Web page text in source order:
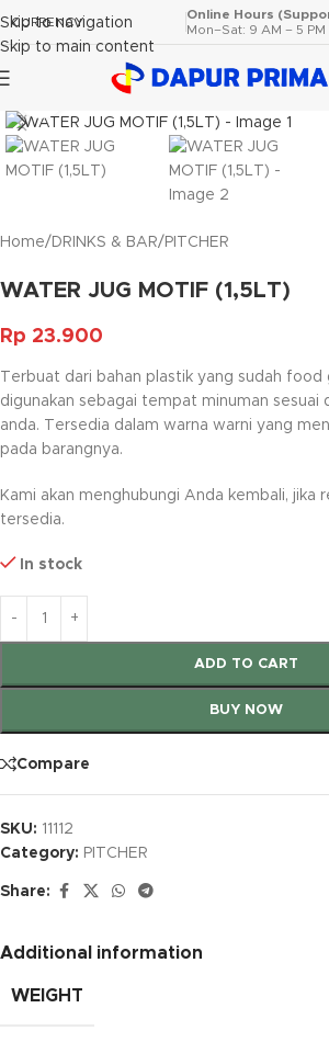
Skip to navigation
Skip to main content
CURRENCY
Online Hours
Mon–Sat: 9 AM – 5
Click to enlarge
Home/ DRINKS & BAR/ PITCHER
WATER JUG MOTIF (1,5LT)
Rp 23.900
Terbuat dari bahan plastik yang sudah food
digunakan sebagai tempat minuman sesuai
anda. Tersedia dalam warna warni yang
pada barangnya.
Kami akan menghubungi Anda kembali, jika
tersedia.
In stock
ADD TO CART
BUY NOW
Compare
SKU: 11112
Category: PITCHER
Share:
Additional information
WEIGHT